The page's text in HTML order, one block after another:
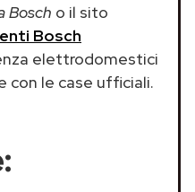
Bosch o il sito
Bosch
elettrodomestici
con le case ufficiali.